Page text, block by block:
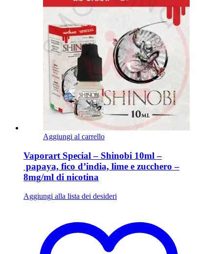
Aggiungi al carrello
Vaporart Special – Shinobi 10ml –
papaya, fico d’india, lime e zucchero –
8mg/ml di nicotina
Aggiungi alla lista dei desideri